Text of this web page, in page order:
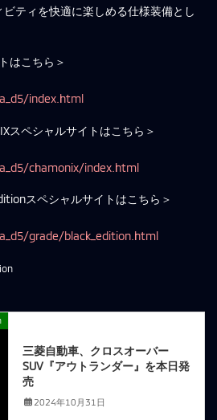
ティを快適に楽しめる仕様装備とし
はこちら＞
index.html
スペシャルサイトはこちら＞
chamonix/index.html
スペシャルサイトはこちら＞
grade/black_edition.html
三菱自動車、クロスオーバー
SUV『アウトランダー』を本日発
売
2024年10月31日